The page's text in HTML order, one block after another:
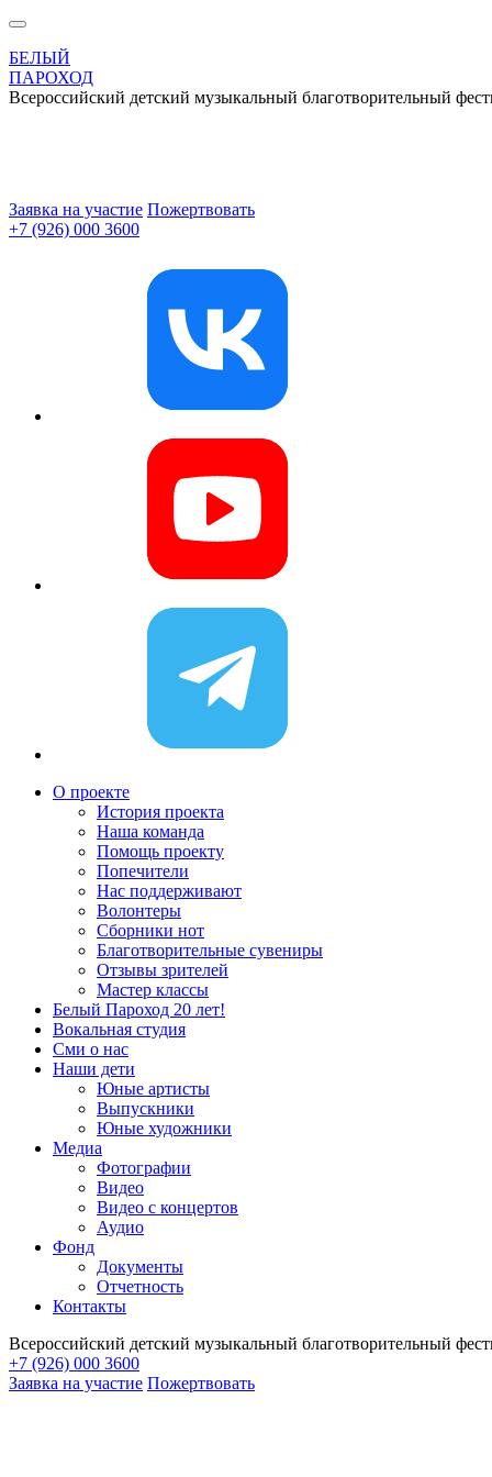
БЕЛЫЙ
ПАРОХОД
Всероссийский детский музыкальный благотворительный
Заявка на участие Пожертвовать
+7 (926) 000 3600
О проекте
История проекта
Наша команда
Помощь проекту
Попечители
Нас поддерживают
Волонтеры
Сборники нот
Благотворительные сувениры
Отзывы зрителей
Мастер классы
Белый Пароход 20 лет!
Вокальная студия
Сми о нас
Наши дети
Юные артисты
Выпускники
Юные художники
Медиа
Фотографии
Видео
Видео с концертов
Аудио
Фонд
Документы
Отчетность
Контакты
Всероссийский детский музыкальный благотворительный
+7 (926) 000 3600
Заявка на участие Пожертвовать